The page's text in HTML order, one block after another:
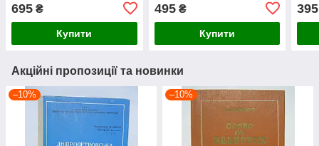
695 ₴
Купити
495₴
Купити
395
Акційні пропозиції та новинки
–10% –10%